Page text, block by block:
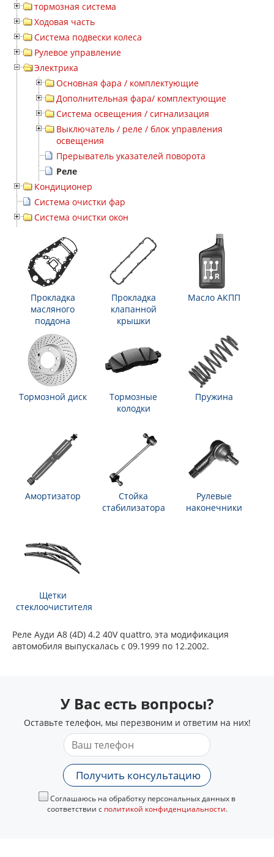
тормозная система
Ходовая часть
Система подвески колеса
Рулевое управление
Электрика
Основная фара / комплектующие
Дополнительная фара/ комплектующие
Система освещения / сигнализация
Выключатель / реле / блок управления
освещения
Прерыватель указателей поворота
Реле
Кондиционер
Система очистки фар
Система очистки окон
Прокладка
масляного
поддона
Прокладка
клапанной
крышки
Масло АКПП
Тормозной диск
Тормозные
колодки
Пружина
Амортизатор
Стойка
стабилизатора
Рулевые
наконечники
Щетки
стеклоочистителя
Реле Ауди А8 (4D) 4.2 40V quattro, эта модификация
автомобиля выпускалась с 09.1999 по 12.2002.
У Вас есть вопросы?
Оставьте телефон, мы перезвоним и ответим на них!
Получить консультацию
Соглашаюсь на обработку персональных данных в
соответствии с политикой конфиденциальности.